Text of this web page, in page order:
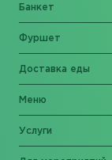
Банкет
Фуршет
Доставка еды
Меню
Услуги